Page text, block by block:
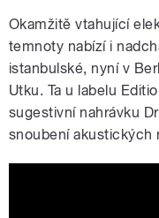
Okamžitě vtahující
temnoty nabízí i
istanbulské, nyní v
Utku. Ta u labelu
sugestivní nahrávku
snoubení akustických